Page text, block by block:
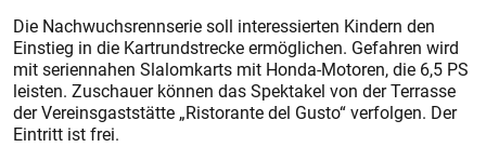
Die Nachwuchsrennserie soll interessierten Kindern den
Einstieg in die Kartrundstrecke ermöglichen. Gefahren wird
mit seriennahen Slalomkarts mit Honda-Motoren, die 6,5 PS
leisten. Zuschauer können das Spektakel von der Terrasse
der Vereinsgaststätte „Ristorante del Gusto“ verfolgen. Der
Eintritt ist frei.